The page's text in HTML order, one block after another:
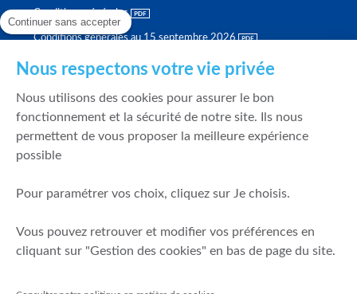
Conditions générales
Conditions générales au 15 septembre 2026
Politique de meilleure sélection
Politique de durabilité
Fonds de garantie des dépôts et de résolution
Mentions légales
Prévention de la fraude
Continuer sans accepter
Nous respectons votre vie privée
Nous utilisons des cookies pour assurer le bon
fonctionnement et la sécurité de notre site. Ils nous
permettent de vous proposer la meilleure expérience
possible
Pour paramétrer vos choix, cliquez sur Je choisis.
Vous pouvez retrouver et modifier vos préférences en
cliquant sur "Gestion des cookies" en bas de page du site.